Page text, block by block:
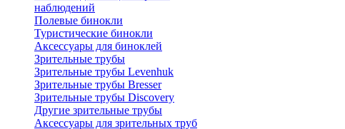
наблюдений
Полевые бинокли
Туристические бинокли
Аксессуары для биноклей
Зрительные трубы
Зрительные трубы Levenhuk
Зрительные трубы Bresser
Зрительные трубы Discovery
Другие зрительные трубы
Аксессуары для зрительных труб